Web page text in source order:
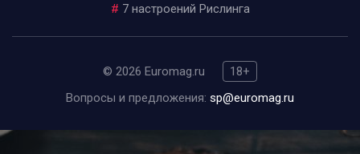
# 7 настроений Рислинга
© 2026 Euromag.ru
18+
Вопросы и предложения: sp@euromag.ru